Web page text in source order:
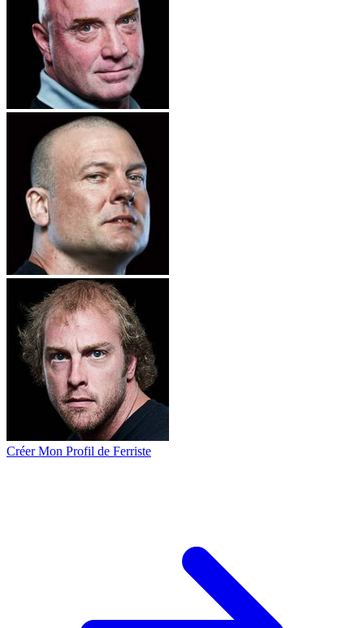
Créer Mon Profil de Ferriste